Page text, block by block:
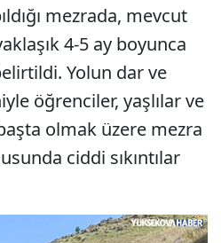
mezrada, mevcut
4-5 ay boyunca
Yolun dar ve
öğrenciler, yaşlılar ve
olmak üzere mezra
ciddi sıkıntılar